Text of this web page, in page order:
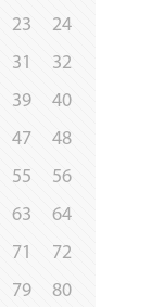
23
24
31
32
39
40
47
48
55
56
63
64
71
72
79
80